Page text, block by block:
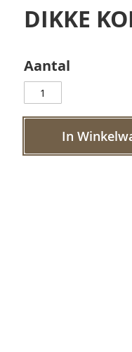
DIKKE
Aantal
In